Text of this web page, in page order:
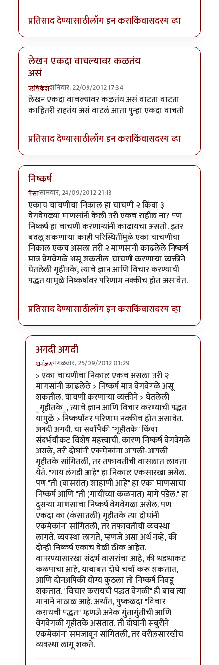
प्रतिसाद देण्यासाठीलॉग इन कराकिंवासदस्य व्हा
लेखन एकदा वाचल्यावर कळतंय
असं
ऋषिकेशशनिवार, 22/09/2012 17:34
लेखन एकदा वाचल्यावर कळतंय असं वाटता वाटता
काहितरी राहतंय असं वाटलं आता पुन्हा एकदा वाचतो
प्रतिसाद देण्यासाठीलॉग इन कराकिंवासदस्य व्हा
निष्कर्ष
पैसासोमवार, 24/09/2012 21:13
एकाच चाचणीचा निकाल हा चाचणी २ किंवा ३
वेगवेगळ्या माणसांनी केली तरी एकच राहील ना? पण
निष्कर्ष हा चाचणी करणार्‍यांनी काढायचा असतो. इतर
बदलू शकणार्‍या काही परिस्थितींमुळे एका चाचणीचा
निकाल एकच असला तरी २ माणसांनी काढलेले निष्कर्ष
मात्र वेगवेगळे असू शकतील. चाचणी करणार्‍या व्यक्तीने
घेतलेली गृहीतके, त्याचे ज्ञान आणि विचार करण्याची
पद्धत यामुळे निष्कर्षांवर परिणाम नक्कीच होत असावेत.
प्रतिसाद देण्यासाठीलॉग इन कराकिंवासदस्य व्हा
अगदी अगदी
धनंजयमंगळवार, 25/09/2012 01:29
In reply toनिष्कर्षbyपैसा
> एका चाचणीचा निकाल एकच असला तरी २
माणसांनी काढलेले > निष्कर्ष मात्र वेगवेगळे असू
शकतील. चाचणी करणार्‍या व्यक्तीने > घेतलेली
_गृहीतके_, त्याचे ज्ञान आणि विचार करण्याची पद्धत
यामुळे > निष्कर्षांवर परिणाम नक्कीच होत असावेत.
अगदी अगदी. या सर्वांपैकी "गृहीतके" किंवा
संदर्भचौकट विशेष महत्त्वाची. कारण निष्कर्ष वेगवेगळे
असले, तरी दोघांनी एकमेकांना आपली-आपली
गृहीतके सांगितली, तर तफावतीची वासलात लावता
येते. "गाय लंगडी आहे" हा निकाल एकसारखा असेल.
पण "ती (वासरांत) शाहाणी आहे" हा एका माणसाचा
निष्कर्ष आणि "ती (गायींच्या कळपात) मागे पडेल." हा
दुसर्‍या माणसाचा निष्कर्ष वेगवेगळा असेल. पण
एकदा का (कंसातली) गृहीतके त्या दोघांनी
एकमेकांना सांगितली, तर तफावतीची व्यवस्था
लागते. व्यवस्था लागते, म्हणजे असा अर्थ नव्हे, की
दोन्ही निष्कर्ष एकाच वेळी ठीक आहेत.
वापरण्यासारखा संदर्भ वासरांचा आहे, की धडधाकट
कळपाचा आहे, याबाबत दोघे चर्चा करू शकतात,
आणि दोनअपिकी योग्य कुठला तो निष्कर्ष निवडू
शकतात. "विचार करायची पद्धत वेगळी" ही बाब त्या
मानाने नाठाळ आहे. अर्थात, पुष्कळदा "विचार
करायची पद्धत" म्हणजे अनेक गुंतागुंतीची आणि
वेगवेगळी गृहीतके असतात. ती दोघांनी सबुरीने
एकमेकांना समजावून सांगितली, तर वरीलसारखीच
व्यवस्था लागू शकते.